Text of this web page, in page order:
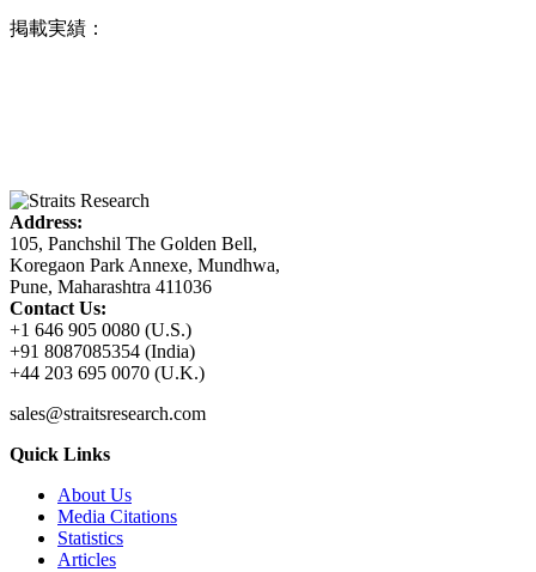
掲載実績：
Address:
105, Panchshil The Golden Bell,
Koregaon Park Annexe, Mundhwa,
Pune, Maharashtra 411036
Contact Us:
+1 646 905 0080 (U.S.)
+91 8087085354 (India)
+44 203 695 0070 (U.K.)
sales@straitsresearch.com
Quick Links
About Us
Media Citations
Statistics
Articles